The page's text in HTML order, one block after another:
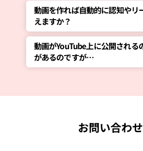
動画を作れば自動的に認知やリ
えますか？
動画がYouTube上に公開される
があるのですが…
お問い合わせ